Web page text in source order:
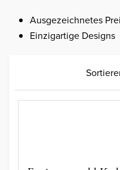
Ausgezeichnetes
Einzigartige Designs